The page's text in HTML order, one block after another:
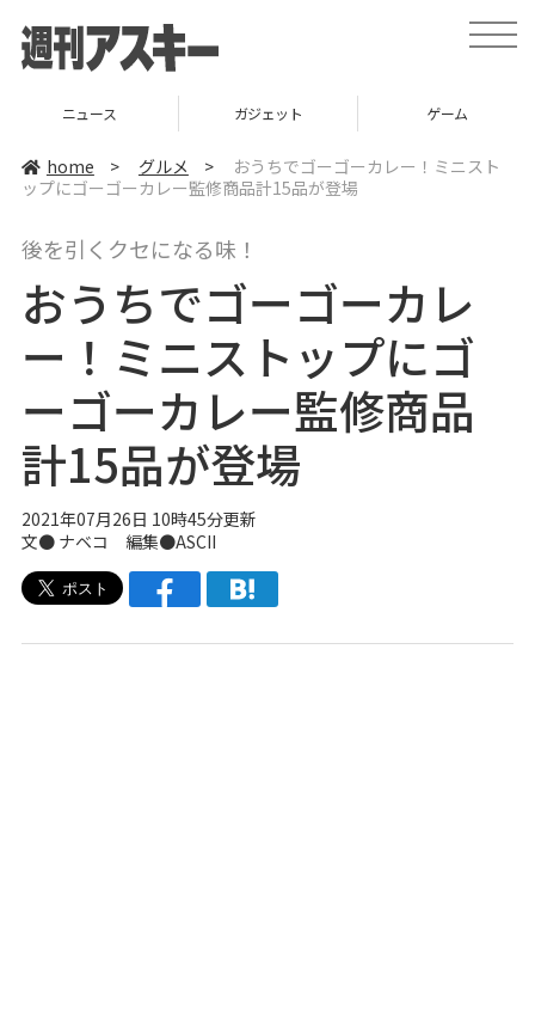
t
o
v
ガジェット ゲーム グルメ
home > グルメ >
おうちでゴーゴーカレー！ミニスト
ップにゴーゴーカレー監修商品計15品が登場
後を引くクセになる味！
おうちでゴーゴーカレ
ー！ミニストップにゴ
ーゴーカレー監修商品
計15品が登場
2021年07月26日 10時45分更新
文● ナベコ 編集●ASCII